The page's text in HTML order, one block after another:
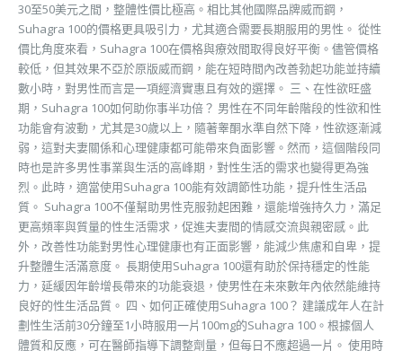
30至50美元之間，整體性價比極高。相比其他國際品牌威而鋼，
Suhagra 100的價格更具吸引力，尤其適合需要長期服用的男性。 從性
價比角度來看，Suhagra 100在價格與療效間取得良好平衡。儘管價格
較低，但其效果不亞於原版威而鋼，能在短時間內改善勃起功能並持續
數小時，對男性而言是一項經濟實惠且有效的選擇。 三、在性欲旺盛
期，Suhagra 100如何助你事半功倍？ 男性在不同年齡階段的性欲和性
功能會有波動，尤其是30歲以上，隨著睾酮水準自然下降，性欲逐漸減
弱，這對夫妻關係和心理健康都可能帶來負面影響。然而，這個階段同
時也是許多男性事業與生活的高峰期，對性生活的需求也變得更為強
烈。此時，適當使用Suhagra 100能有效調節性功能，提升性生活品
質。 Suhagra 100不僅幫助男性克服勃起困難，還能增強持久力，滿足
更高頻率與質量的性生活需求，促進夫妻間的情感交流與親密感。此
外，改善性功能對男性心理健康也有正面影響，能減少焦慮和自卑，提
升整體生活滿意度。 長期使用Suhagra 100還有助於保持穩定的性能
力，延緩因年齡增長帶來的功能衰退，使男性在未來數年內依然能維持
良好的性生活品質。 四、如何正確使用Suhagra 100？ 建議成年人在計
劃性生活前30分鐘至1小時服用一片100mg的Suhagra 100。根據個人
體質和反應，可在醫師指導下調整劑量，但每日不應超過一片。 使用時